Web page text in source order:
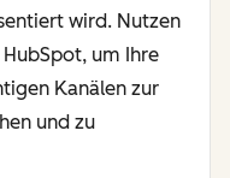
wird. Nutzen
um Ihre
Kanälen zur
und zu